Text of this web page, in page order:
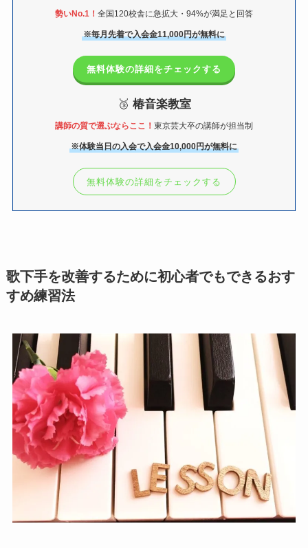
勢いNo.1！ 全国120校舎に急拡大・94%が満足と回答
※毎月先着で入会金11,000円が無料に
無料体験の詳細をチェックする
🥉 椿音楽教室
講師の質で選ぶならここ！ 東京芸大卒の講師が担当制
※体験当日の入会で入会金10,000円が無料に
無料体験の詳細をチェックする
歌下手を改善するために初心者でもできるおす
すめ練習法